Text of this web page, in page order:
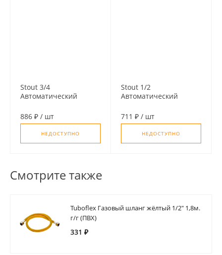
Stout 3/4
Автоматический
прямое подключение
(латунь)
886 ₽ / шт
НЕДОСТУПНО
Stout 1/2
Автоматический
угловой
711 ₽ / шт
НЕДОСТУПНО
Смотрите также
Tuboflex Газовый шланг жёлтый 1/2" 1,8м.
г/г (ПВХ)
331 ₽